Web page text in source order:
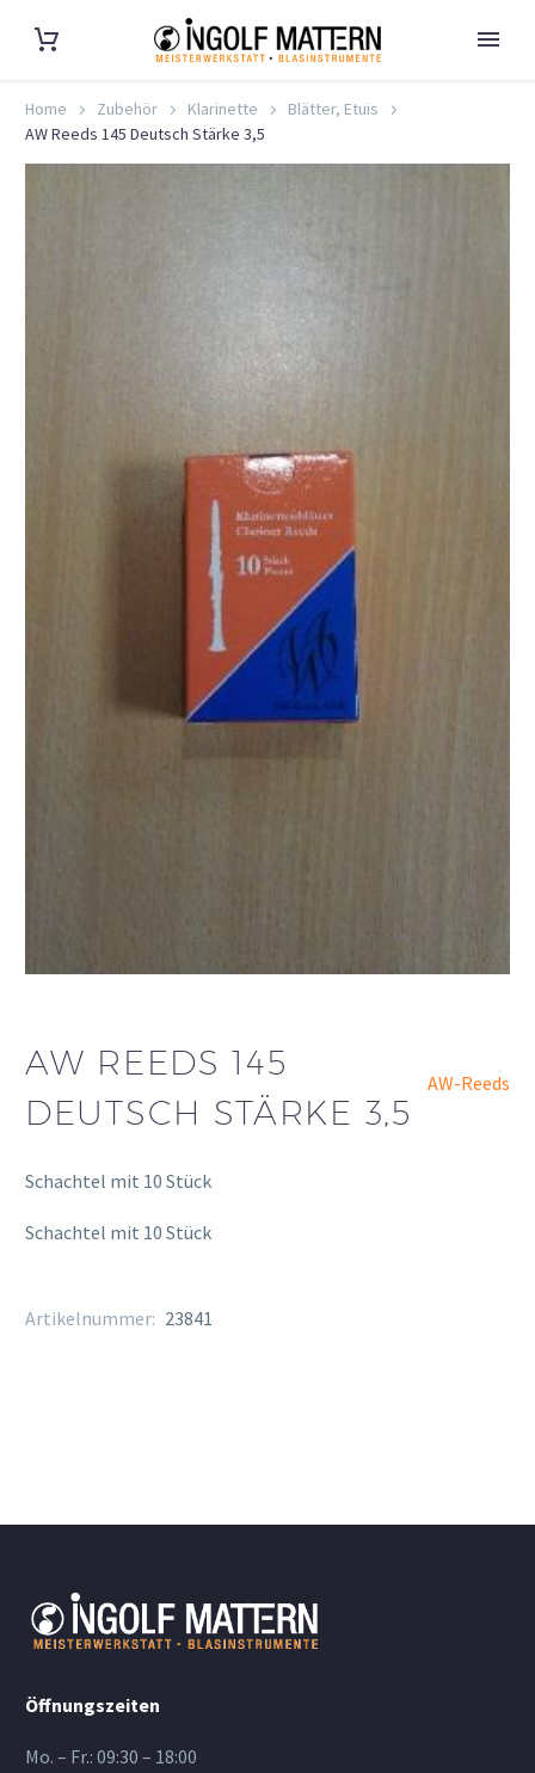
Home Zubehör Klarinette
Blätter, Etuis
AW Reeds 145 Deutsch Stärke 3,5
AW REEDS 145
DEUTSCH STÄRKE 3,5
AW-Reeds
Schachtel mit 10 Stück
Schachtel mit 10 Stück
Artikelnummer: 23841
Öffnungszeiten
Mo. – Fr.: 09:30 – 18:00